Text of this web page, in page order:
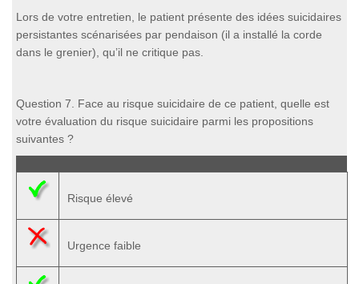
Lors de votre entretien, le patient présente des idées suicidaires
persistantes scénarisées par pendaison (il a installé la corde
dans le grenier), qu’il ne critique pas.
Question 7. Face au risque suicidaire de ce patient, quelle est
votre évaluation du risque suicidaire parmi les propositions
suivantes ?
Risque élevé
Urgence faible